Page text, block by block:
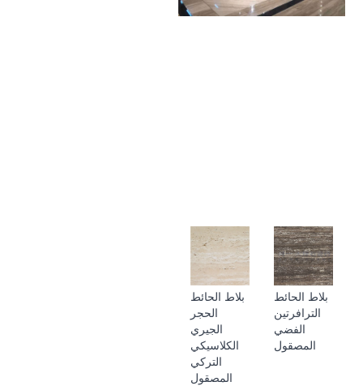
بلاط الحائط
الحجر
الجيري
الكلاسيكي
التركي
المصقول
بلاط الحائط
الترافرتين
الفضي
المصقول